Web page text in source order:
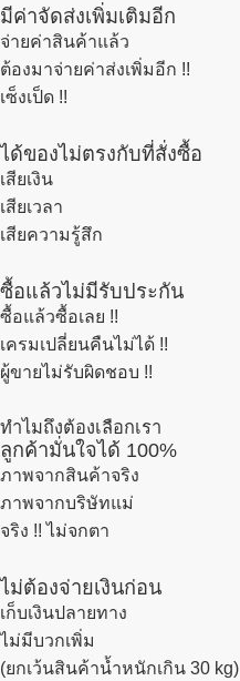
มีค่าจัดส่งเพิ่มเติมอีก
จ่ายค่าสินค้าแล้ว
ต้องมาจ่ายค่าส่งเพิ่มอีก !!
เซ็งเป็ด !!
ได้ของไม่ตรงกับที่สั่งซื้อ
เสียเงิน
เสียเวลา
เสียความรู้สึก
ซื้อแล้วไม่มีรับประกัน
ซื้อแล้วซื้อเลย !!
เครมเปลี่ยนคืนไม่ได้ !!
ผู้ขายไม่รับผิดชอบ !!
ทำไมถึงต้องเลือกเรา
ลูกค้ามั่นใจได้ 100%
ภาพจากสินค้าจริง
ภาพจากบริษัทแม่
จริง !! ไม่จกตา
ไม่ต้องจ่ายเงินก่อน
เก็บเงินปลายทาง
ไม่มีบวกเพิ่ม
(ยกเว้นสินค้าน้ำหนักเกิน 30 kg)